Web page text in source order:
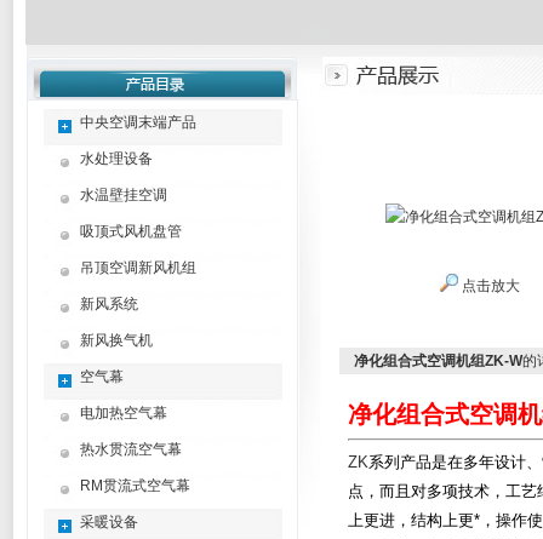
中央空调末端产品
水处理设备
水温壁挂空调
吸顶式风机盘管
吊顶空调新风机组
新风系统
新风换气机
空气幕
电加热空气幕
热水贯流空气幕
RM贯流式空气幕
采暖设备
点击放大
净化组合式空调机组ZK-W的
净化组合式空调
ZK系列产品是在多年设计
点，而且对多项技术，工
上更进， 结构上更*，操作